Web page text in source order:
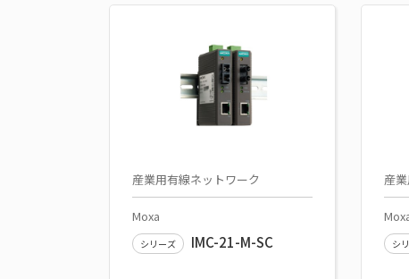
産業用有線ネットワーク
Moxa
シリーズ IMC-21-M-SC
産
シ